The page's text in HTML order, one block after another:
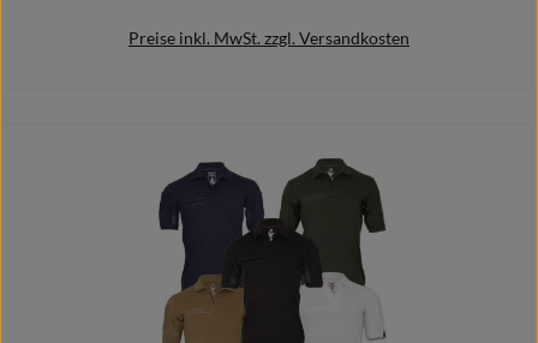
Preise inkl. MwSt. zzgl. Versandkosten